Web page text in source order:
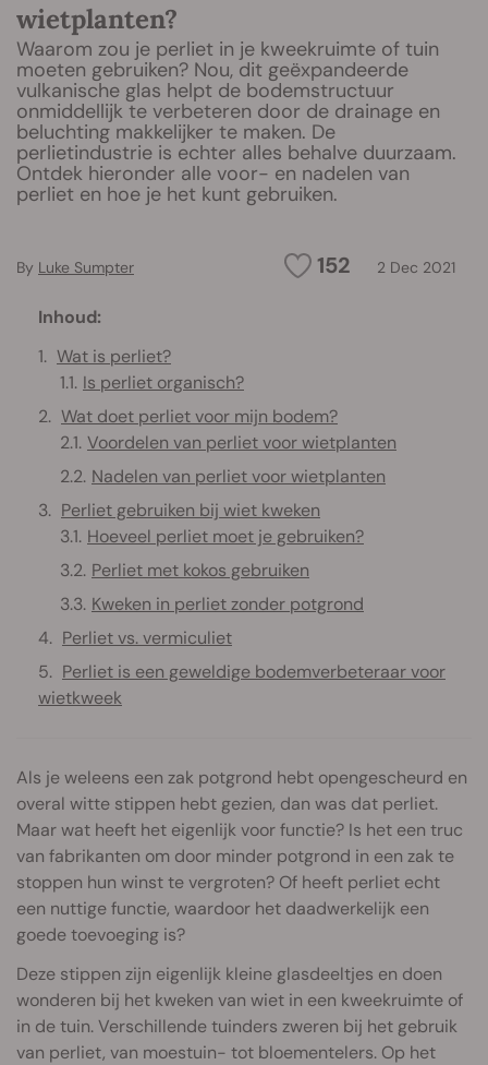
wietplanten?
Waarom zou je perliet in je kweekruimte of tuin
moeten gebruiken? Nou, dit geëxpandeerde
vulkanische glas helpt de bodemstructuur
onmiddellijk te verbeteren door de drainage en
beluchting makkelijker te maken. De
perlietindustrie is echter alles behalve duurzaam.
Ontdek hieronder alle voor- en nadelen van
perliet en hoe je het kunt gebruiken.
152 2 Dec 2021
By Luke Sumpter
Inhoud:
Wat is perliet?
Is perliet organisch?
Wat doet perliet voor mijn bodem?
Voordelen van perliet voor wietplanten
Nadelen van perliet voor wietplanten
Perliet gebruiken bij wiet kweken
Hoeveel perliet moet je gebruiken?
Perliet met kokos gebruiken
Kweken in perliet zonder potgrond
Perliet vs. vermiculiet
Perliet is een geweldige bodemverbeteraar voor
wietkweek
Als je weleens een zak potgrond hebt opengescheurd en
overal witte stippen hebt gezien, dan was dat perliet.
Maar wat heeft het eigenlijk voor functie? Is het een truc
van fabrikanten om door minder potgrond in een zak te
stoppen hun winst te vergroten? Of heeft perliet echt
een nuttige functie, waardoor het daadwerkelijk een
goede toevoeging is?
Deze stippen zijn eigenlijk kleine glasdeeltjes en doen
wonderen bij het kweken van wiet in een kweekruimte of
in de tuin. Verschillende tuinders zweren bij het gebruik
van perliet, van moestuin- tot bloementelers. Op het